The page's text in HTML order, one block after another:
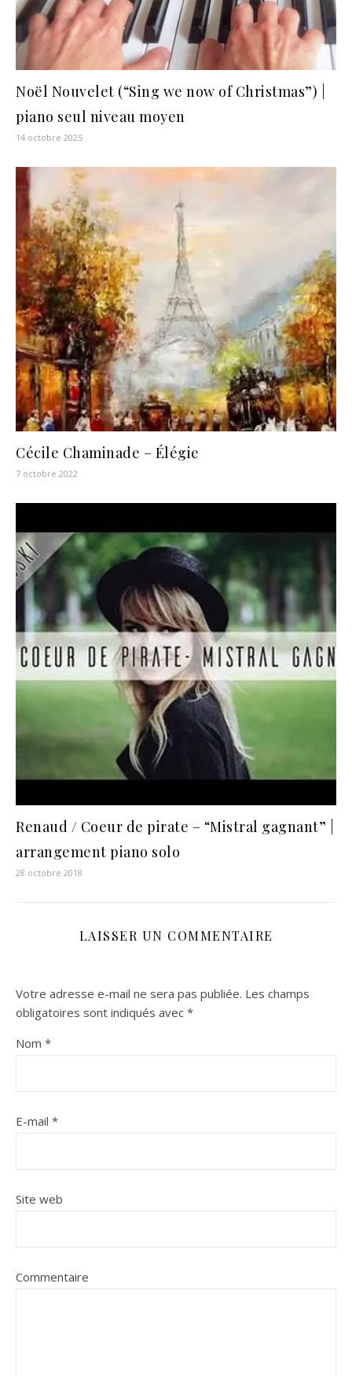
Noël Nouvelet (“Sing we now of Christmas”) |
piano seul niveau moyen
14 octobre 2025
Cécile Chaminade – Élégie
7 octobre 2022
Renaud / Coeur de pirate – “Mistral gagnant” |
arrangement piano solo
28 octobre 2018
LAISSER UN COMMENTAIRE
Votre adresse e-mail ne sera pas publiée. Les champs
obligatoires sont indiqués avec *
Nom *
E-mail *
Site web
Commentaire